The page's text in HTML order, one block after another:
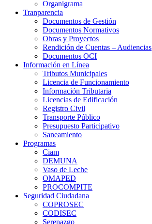
Organigrama
Tranparencia
Documentos de Gestión
Documentos Normativos
Obras y Proyectos
Rendición de Cuentas – Audiencias
Documentos OCI
Información en Línea
Tributos Municipales
Licencia de Funcionamiento
Información Tributaria
Licencias de Edificación
Registro Civil
Transporte Público
Presupuesto Participativo
Saneamiento
Programas
Ciam
DEMUNA
Vaso de Leche
OMAPED
PROCOMPITE
Seguridad Ciudadana
COPROSEC
CODISEC
Serenazgo